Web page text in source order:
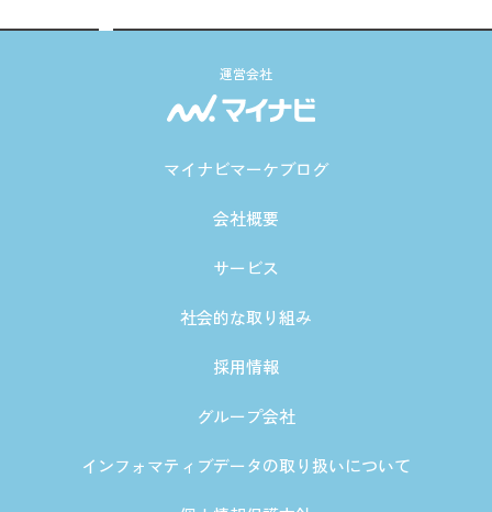
運営会社
マイナビマーケブログ
会社概要
サービス
社会的な取り組み
採用情報
グループ会社
インフォマティブデータの取り扱いについて